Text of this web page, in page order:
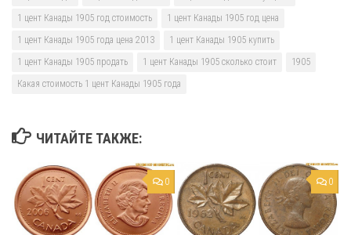
1 цент Канады 1905 год стоимость
1 цент Канады 1905 год цена
1 цент Канады 1905 года цена 2013
1 цент Канады 1905 купить
1 цент Канады 1905 продать
1 цент Канады 1905 сколько стоит
1905
Какая стоимость 1 цент Канады 1905 года
ЧИТАЙТЕ ТАКЖЕ:
0 0